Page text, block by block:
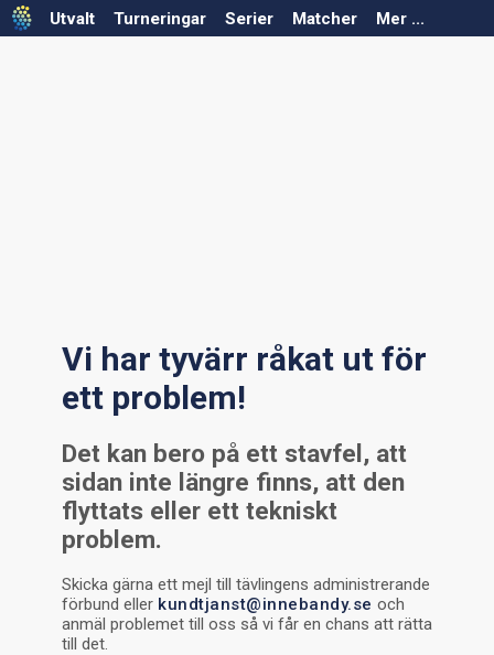
Utvalt Turneringar Serier Matcher Mer ...
Vi har tyvärr råkat ut för
ett problem!
Det kan bero på ett stavfel, att
sidan inte längre finns, att den
flyttats eller ett tekniskt
problem.
Skicka gärna ett mejl till tävlingens administrerande
förbund eller kundtjanst@innebandy.se och
anmäl problemet till oss så vi får en chans att rätta
till det.